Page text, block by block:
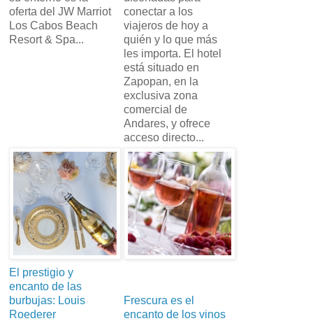
oferta del JW Marriot
Los Cabos Beach
Resort & Spa...
conectar a los
viajeros de hoy a
quién y lo que más
les importa. El hotel
está situado en
Zapopan, en la
exclusiva zona
comercial de
Andares, y ofrece
acceso directo...
El prestigio y
encanto de las
burbujas: Louis
Roederer
Frescura es el
encanto de los vinos